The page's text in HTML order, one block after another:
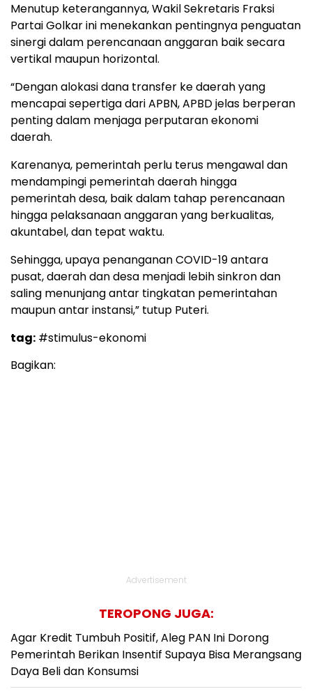
Menutup keterangannya, Wakil Sekretaris Fraksi
Partai Golkar ini menekankan pentingnya penguatan
sinergi dalam perencanaan anggaran baik secara
vertikal maupun horizontal.
“Dengan alokasi dana transfer ke daerah yang
mencapai sepertiga dari APBN, APBD jelas berperan
penting dalam menjaga perputaran ekonomi
daerah.
Karenanya, pemerintah perlu terus mengawal dan
mendampingi pemerintah daerah hingga
pemerintah desa, baik dalam tahap perencanaan
hingga pelaksanaan anggaran yang berkualitas,
akuntabel, dan tepat waktu.
Sehingga, upaya penanganan COVID-19 antara
pusat, daerah dan desa menjadi lebih sinkron dan
saling menunjang antar tingkatan pemerintahan
maupun antar instansi,” tutup Puteri.
tag: #stimulus-ekonomi
Bagikan:
Advertisement
TEROPONG JUGA:
Agar Kredit Tumbuh Positif, Aleg PAN Ini Dorong
Pemerintah Berikan Insentif Supaya Bisa Merangsang
Daya Beli dan Konsumsi